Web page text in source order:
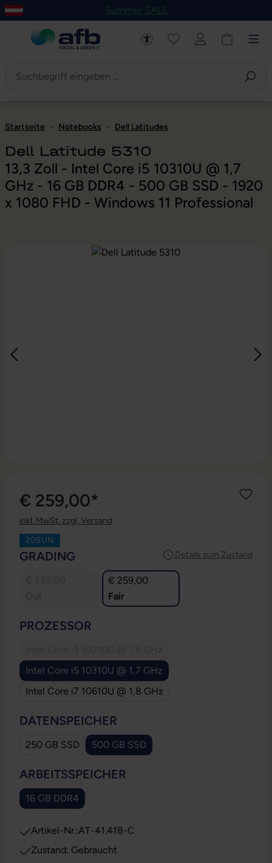
Hauptinhalt springen
Zur Navigation der B2B-Plattform springen
Summer SALE
Startseite - Notebooks - Dell Latitudes
Dell Latitude 5310
13,3 Zoll - Intel Core i5 10310U @ 1,7
GHz - 16 GB DDR4 - 500 GB SSD - 1920
x 1080 FHD - Windows 11 Professional
Bildergalerie überspringen
€ 259,00*
inkl. MwSt. zzgl. Versand
20SUN
Details zum Zustand
GRADING
€ 259,00
Fair
PROZESSOR
Intel Core i5 10310U @ 1,7 GHz
Intel Core i7 10610U @ 1,8 GHz
DATENSPEICHER
250 GB SSD 500 GB SSD
ARBEITSSPEICHER
16 GB DDR4
Artikel-Nr.:AT-41.418-C
Zustand: Gebraucht